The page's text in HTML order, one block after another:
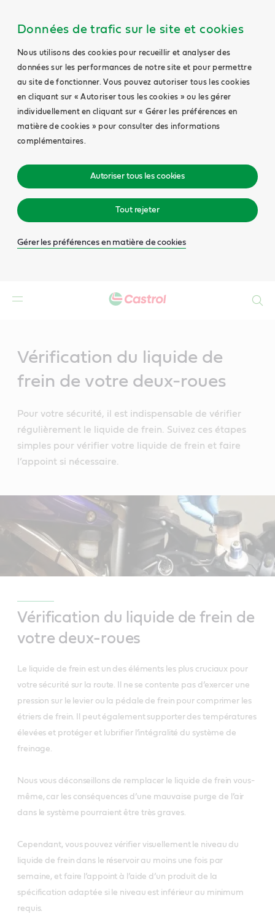
Données de trafic sur le site et cookies
Nous utilisons des cookies pour recueillir et analyser des
données sur les performances de notre site et pour permettre
au site de fonctionner. Vous pouvez autoriser tous les cookies
en cliquant sur « Autoriser tous les cookies » ou les gérer
individuellement en cliquant sur « Gérer les préférences en
matière de cookies » pour consulter des informations
complémentaires.
Autoriser tous les cookies
Tout rejeter
Gérer les préférences en matière de cookies
Vérification du liquide de
frein de votre deux-roues
Pour votre sécurité, il est indispensable de vérifier
régulièrement le liquide de frein. Suivez ces étapes
simples pour vérifier votre liquide de frein et faire
l’appoint si nécessaire.
Vérification du liquide de frein de
votre deux-roues
Le liquide de frein est un des éléments les plus cruciaux pour
votre sécurité sur la route. Il ne se contente pas d’exercer une
pression sur le levier ou la pédale de frein pour comprimer les
étriers de frein. Il peut également supporter des températures
élevées et protéger et lubrifier l’intégralité du système de
freinage.
Nous vous déconseillons de remplacer le liquide de frein vous-
même, car les conséquences d’une mauvaise purge de l’air
dans le système pourraient être très graves.
Cependant, vous pouvez vérifier visuellement le niveau du
liquide de frein dans le réservoir au moins une fois par
semaine, et faire l’appoint à l’aide d’un produit de la
spécification adaptée si le niveau est inférieur au minimum
requis.